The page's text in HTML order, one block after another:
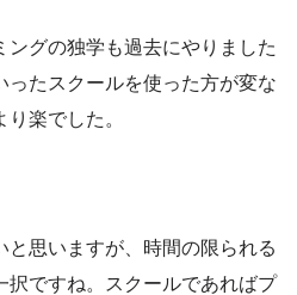
ングの独学も過去にやりました
ったスクールを使った方が変な
楽でした。
思いますが、時間の限られる
択ですね。スクールであればプ